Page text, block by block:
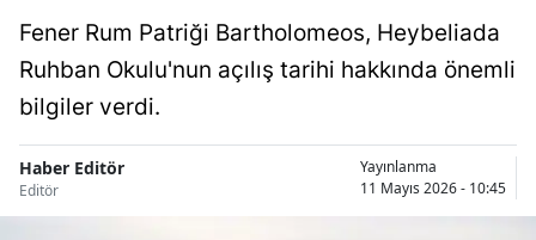
Antalya
Artvin
Balıkesir
Fener Rum Patriği Bartholomeos, Heybeliada
Ruhban Okulu'nun açılış tarihi hakkında önemli
bilgiler verdi.
Haber Editör
Editör
Yayınlanma
11 Mayıs 2026 - 10:45